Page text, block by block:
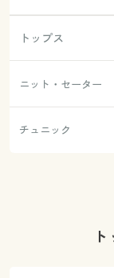
トップス
ニット・セーター
チュニック